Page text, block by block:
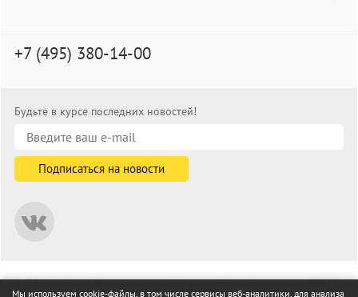
+7 (495) 380-14-00
Будьте в курсе последних новостей!
© informat.ru — Интернет-магазин канцелярских товаров. 2001—
Мы используем cookie-файлы, в том числе сервисы веб-аналитики, для анализа